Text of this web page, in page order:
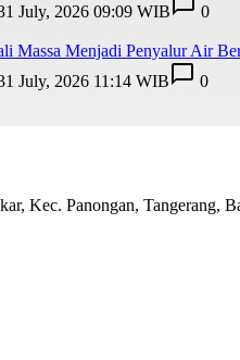
July, 2026 09:09 WIB
0
Massa Menjadi Penyalur Air
July, 2026 11:14 WIB 0
Kec. Panongan, Tangerang,